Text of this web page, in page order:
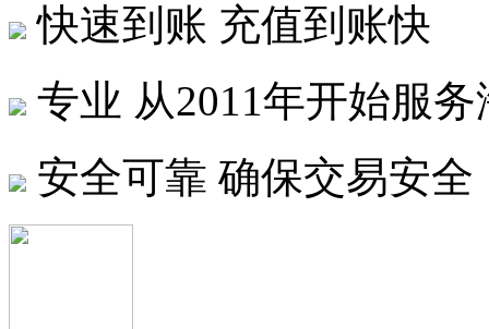
快速到账 充值到账快
专业 从2011年开始服
安全可靠 确保交易安全